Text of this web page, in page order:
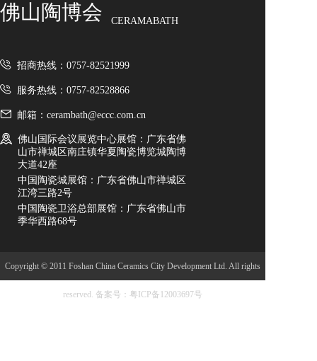
佛山陶博会 CERAMABATH
招商热线：0757-82521999
服务热线：0757-82528866
邮箱：cerambath@eccc.com.cn
佛山国际会议展览中心展馆：广东省佛
山市禅城区南庄镇华夏陶瓷博览城陶博
大道42座
中国陶瓷城展馆：广东省佛山市禅城区
江湾三路2号
中国陶瓷卫浴总部展馆：广东省佛山市
季华西路68号
Copyright © 2011 Foshan China Ceramics City Development Ltd. All rights
reserved. 备案号：粤ICP备12003697号